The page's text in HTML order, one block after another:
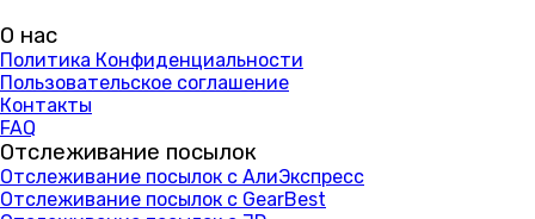
О нас
Политика Конфиденциальности
Пользовательское соглашение
Контакты
FAQ
Отслеживание посылок
Отслеживание посылок с АлиЭкспресс
Отслеживание посылок с GearBest